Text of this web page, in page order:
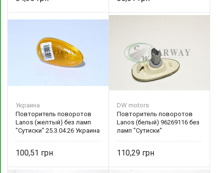
Украина
Повторитель поворотов
Lanos (желтый) без ламп
"Сутиски" 25.3.04.26 Украина
100,51
DW motors
Повторитель поворотов
Lanos (белый) 96269116 без
ламп "Сутиски"
110,29